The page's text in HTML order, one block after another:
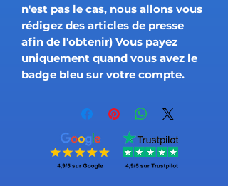
n'est pas le cas, nous allons vous
rédigez des articles de presse
afin de l'obtenir) Vous payez
uniquement quand vous avez le
badge bleu sur votre compte.